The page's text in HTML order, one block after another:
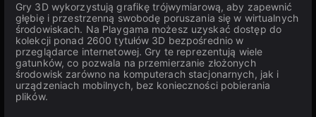
Gry 3D wykorzystują grafikę trójwymiarową, aby zapewnić
głębię i przestrzenną swobodę poruszania się w wirtualnych
środowiskach. Na Playgama możesz uzyskać dostęp do
kolekcji ponad 2600 tytułów 3D bezpośrednio w
przeglądarce internetowej. Gry te reprezentują wiele
gatunków, co pozwala na przemierzanie złożonych
środowisk zarówno na komputerach stacjonarnych, jak i
urządzeniach mobilnych, bez konieczności pobierania
plików.